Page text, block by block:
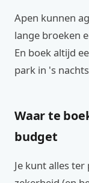
Apen kunnen
lange broeken
En boek altijd
park in 's
Waar te
budget
Je kunt alles